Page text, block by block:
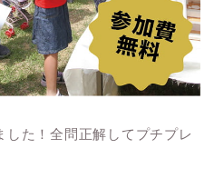
た！全問正解してプチプレ